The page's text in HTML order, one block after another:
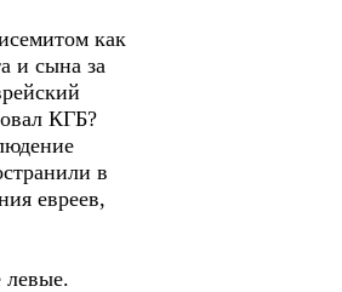
как
и сына за
КГБ?
в
евреев,
левые.